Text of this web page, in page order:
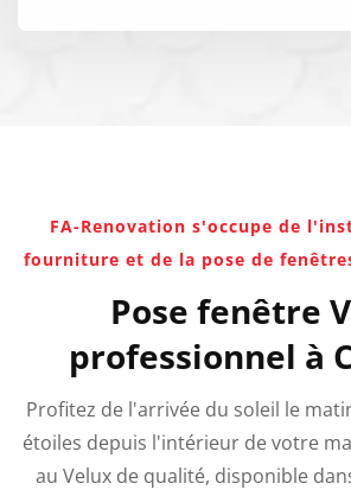
FA-Renovation s'occupe de
fourniture et de la pose de
Pose fenêtre
professionnel à
Profitez de l'arrivée du soleil le
étoiles depuis l'intérieur de votre
au Velux de qualité, disponible